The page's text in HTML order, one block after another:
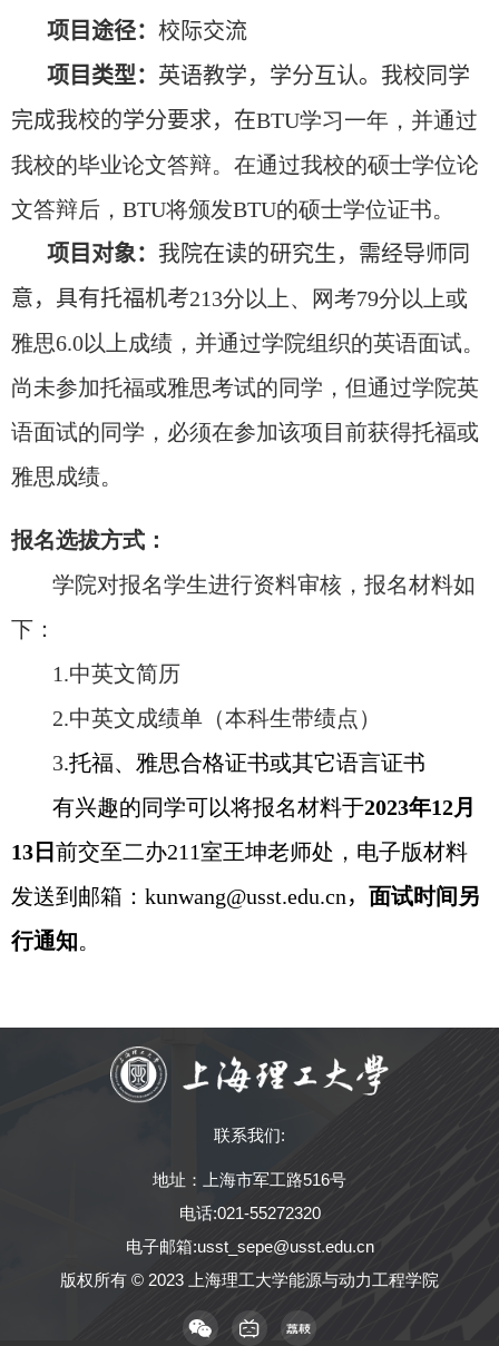
项目途径： 校际交流
项目类型： 英语教学，学分互认。我校同学
完成我校的学分要求，在BTU学习一年，并通过
我校的毕业论文答辩。在通过我校的硕士学位论
文答辩后， BTU将颁发BTU的硕士学位证书。
项目对象： 我院在读的研究生，需经导师同
意，具有托福机考213分以上、网考79分以上或
雅思6.0以上成绩，并通过学院组织的英语面试。
尚未参加托福或雅思考试的同学，但通过学院英
语面试的同学，必须在参加该项目前获得托福或
雅思成绩。
报名选拔方式：
学院对报名学生进行资料审核，报名材料如
下：
1.中英文简历
2.中英文成绩单（本科生带绩点）
3.托福、雅思合格证书或其它语言证书
有兴趣的同学可以将报名材料于2023年12月
13日 前交至二办211室王坤老师处，电子版材料
发送到邮箱： kunwang@usst.edu.cn， 面试时间另
行通知。
联系我们:
地址：上海市军工路516号
电话:021-55272320
电子邮箱:usst_sepe@usst.edu.cn
版权所有 © 2023 上海理工大学能源与动力工程学院